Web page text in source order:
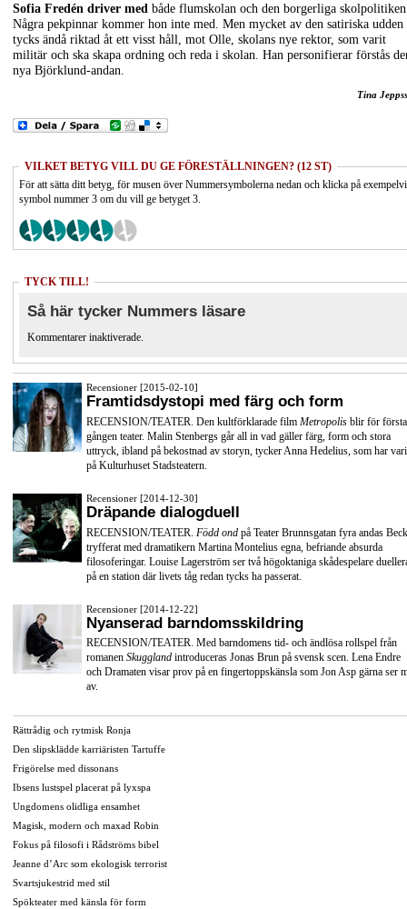
Sofia Fredén driver med både flumskolan och den borgerliga
Några pekpinnar kommer hon inte med. Men mycket av den satiriska udden
tycks ändå riktad åt ett visst håll, mot Olle, skolans nye rektor, som varit
militär och ska skapa ordning och reda i skolan. Han personifierar förstås
nya Björklund-andan.
Tina
VILKET BETYG VILL DU GE FÖRESTÄLLNINGEN? (12 ST)
För att sätta ditt betyg, för musen över Nummersymbolerna nedan och klicka på
symbol nummer 3 om du vill ge betyget 3.
TYCK TILL!
Så här tycker Nummers läsare
Kommentarer inaktiverade.
Recensioner [2015-02-10]
Framtidsdystopi med färg och form
RECENSION/TEATER. Den kultförklarade film Metropolis blir för första
gången teater. Malin Stenbergs går all in vad gäller färg, form och stora
uttryck, ibland på bekostnad av storyn, tycker Anna Hedelius, som har
på Kulturhuset Stadsteatern.
Recensioner [2014-12-30]
Dräpande dialogduell
RECENSION/TEATER. Född ond på Teater Brunnsgatan fyra andas
tryfferat med dramatikern Martina Montelius egna, befriande absurda
filosoferingar. Louise Lagerström ser två högoktaniga skådespelare
på en station där livets tåg redan tycks ha passerat.
Recensioner [2014-12-22]
Nyanserad barndomsskildring
RECENSION/TEATER. Med barndomens tid- och ändlösa rollspel från
romanen Skuggland introduceras Jonas Brun på svensk scen. Lena Endre
och Dramaten visar prov på en fingertoppskänsla som Jon Asp gärna ser
av.
Rättrådig och rytmisk Ronja
Den slipsklädde karriäristen Tartuffe
Frigörelse med dissonans
Ibsens lustspel placerat på lyxspa
Ungdomens olidliga ensamhet
Magisk, modern och maxad Robin
Fokus på filosofi i Rådströms bibel
Jeanne d’Arc som ekologisk terrorist
Svartsjukestrid med stil
Spökteater med känsla för form